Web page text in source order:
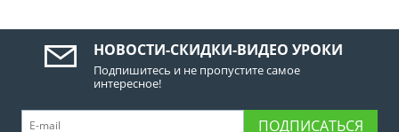
НОВОСТИ-СКИДКИ-ВИДЕО УРОКИ
Подпишитесь и не пропустите самое
интересное!
ПОДПИСАТЬСЯ